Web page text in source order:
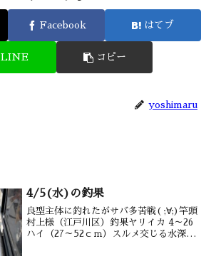
Facebook はてブ
LINE コピー
yoshimaru
4/5(水)の釣果
良型主体に釣れたがサバ多苦戦( ;∀;)竿頭
村上様（江戸川区）釣果ヤリイカ 4～26
ハイ（27～52ｃｍ）スルメ交じる水深勝